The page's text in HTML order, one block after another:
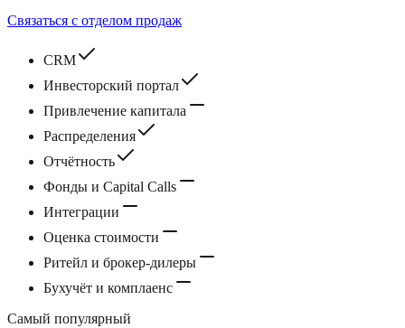
Связаться с отделом продаж
CRM
Инвесторский портал
Привлечение капитала
Распределения
Отчётность
Фонды и Capital Calls
Интеграции
Оценка стоимости
Ритейл и брокер‑дилеры
Бухучёт и комплаенс
Самый популярный